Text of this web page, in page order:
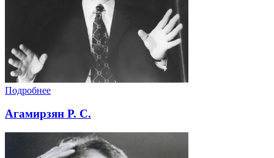
Подробнее
Агамирзян Р. С.